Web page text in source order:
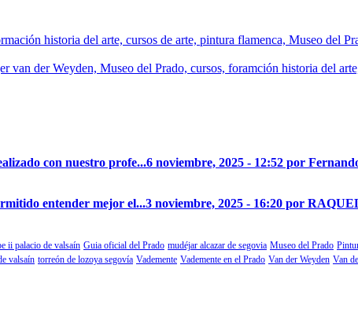
con nuestro profe...6 noviembre, 2025 - 12:52 por
entender mejor el...3 noviembre, 2025 - 16:20 por
ii palacio de valsaín Guia oficial del Prado mudéjar alcazar de segovia Museo del Prado
valsaín torreón de lozoya segovía Vademente Vademente en el Prado Van der Weyden Van